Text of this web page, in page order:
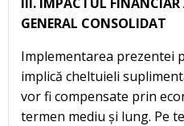
GENERAL CONSOLIDAT
Implementarea prezentei
implică cheltuieli
vor fi compensate prin
termen mediu și lung. Pe